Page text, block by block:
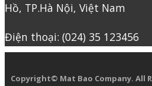
Hồ, TP.Hà Nội, Việt Nam
Điện thoại: (024) 35 123456
Copyright© Mat Bao Company. All